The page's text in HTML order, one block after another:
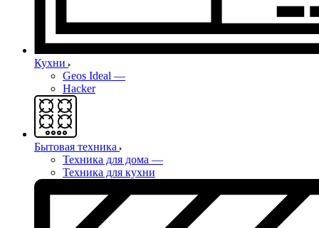
Кухни
Geos Ideal —
Hacker
Бытовая техника
Техника для дома —
Техника для кухни